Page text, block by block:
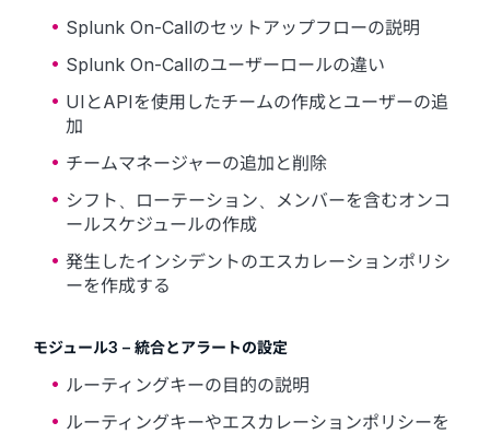
Splunk On-Callのセットアップフローの説明
Splunk On-Callのユーザーロールの違い
UIとAPIを使用したチームの作成とユーザーの追
加
チームマネージャーの追加と削除
シフト、ローテーション、メンバーを含むオンコ
ールスケジュールの作成
発生したインシデントのエスカレーションポリシ
ーを作成する
モジュール3 – 統合とアラートの設定
ルーティングキーの目的の説明
ルーティングキーやエスカレーションポリシーを